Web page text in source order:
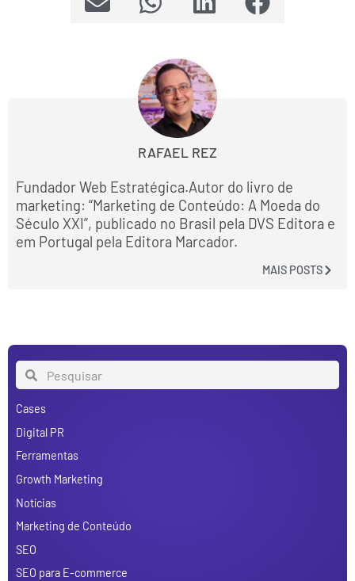
RAFAEL REZ
Fundador Web Estratégica.Autor do livro de
marketing: “Marketing de Conteúdo: A Moeda do
Século XXI”, publicado no Brasil pela DVS Editora e
em Portugal pela Editora Marcador.
MAIS POSTS
Cases
Digital PR
Ferramentas
Growth Marketing
Notícias
Marketing de Conteúdo
SEO
SEO para E-commerce